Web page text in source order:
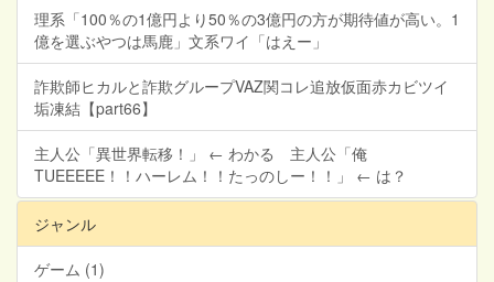
理系「100％の1億円より50％の3億円の方が期待値が高い。1
億を選ぶやつは馬鹿」文系ワイ「はえー」
詐欺師ヒカルと詐欺グループVAZ関コレ追放仮面赤カビツイ
垢凍結【part66】
主人公「異世界転移！」 ← わかる 主人公「俺
TUEEEEE！！ハーレム！！たっのしー！！」 ← は？
ジャンル
ゲーム (1)